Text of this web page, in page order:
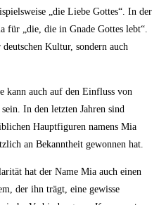
„die Liebe Gottes“.‍ In der
‍für „die, ⁣die in Gnade Gottes lebt“.
Kultur, sondern auch​
kann auch auf den Einfluss von
⁣In ‍den‌ letzten Jahren sind
⁢Hauptfiguren namens Mia
an Bekanntheit gewonnen hat.
hat der Name Mia auch einen
der ihn trägt, eine gewisse